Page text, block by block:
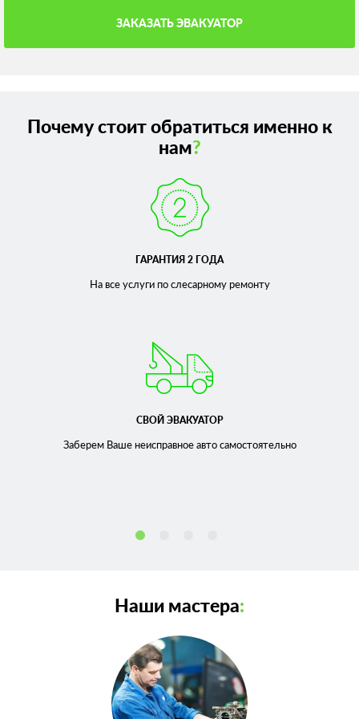
ЗАКАЗАТЬ ЭВАКУАТОР
Почему стоит обратиться именно к
нам?
ГАРАНТИЯ 2 ГОДА
На все услуги по слесарномуремонту
СВОЙ ЭВАКУАТОР
Заберем Ваше неисправноеавто самостоятельно
Наши мастера: